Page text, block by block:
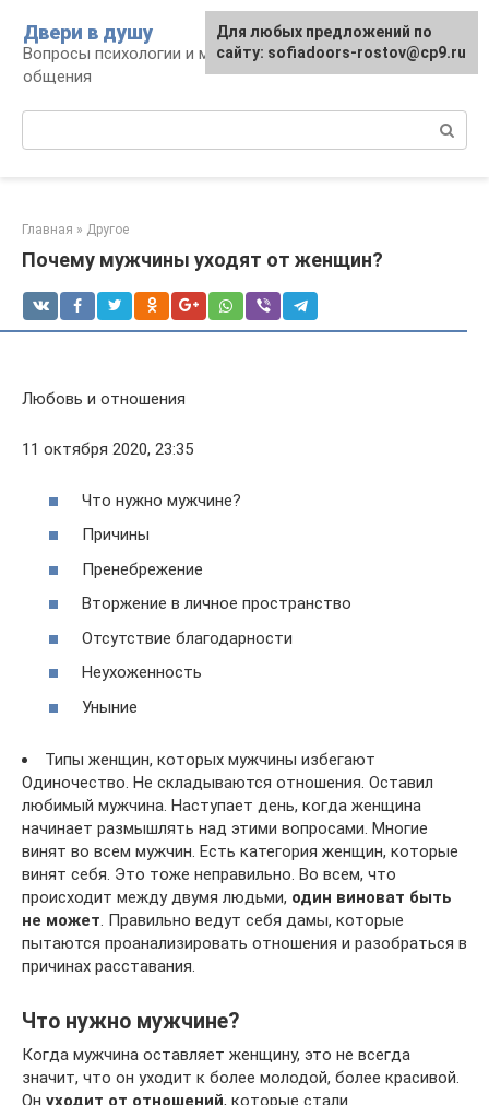
контенту
Двери в душу
Вопросы психологии и межличностного
общения
Главная » Другое
Почему мужчины уходят от женщин?
Любовь и отношения
11 октября 2020, 23:35
Что нужно мужчине?
Причины
Пренебрежение
Вторжение в личное пространство
Отсутствие благодарности
Неухоженность
Уныние
Типы женщин, которых мужчины избегают
Одиночество. Не складываются отношения. Оставил
любимый мужчина. Наступает день, когда женщина
начинает размышлять над этими вопросами. Многие
винят во всем мужчин. Есть категория женщин, которые
винят себя. Это тоже неправильно. Во всем, что
происходит между двумя людьми, один виноват быть
не может . Правильно ведут себя дамы, которые
пытаются проанализировать отношения и разобраться в
причинах расставания.
Что нужно мужчине?
Когда мужчина оставляет женщину, это не всегда
значит, что он уходит к более молодой, более красивой.
Он уходит от отношений, которые стали
Для любых предложений по
сайту: sofiadoors-rostov@cp9.ru